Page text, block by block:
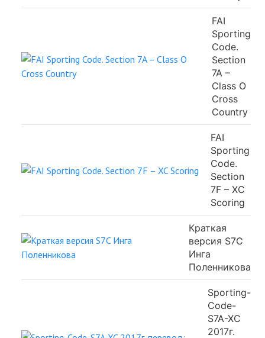
FAI
Sporting
Code.
Section
7A –
Class O
Cross
Country
FAI
Sporting
Code.
Section
7F – XC
Scoring
Краткая
версия S7C
Инга
Поленникова
Sporting-
Code-
S7A-XC
2017г.